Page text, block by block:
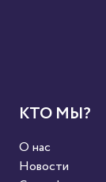
КТО МЫ?
О нас
Новости